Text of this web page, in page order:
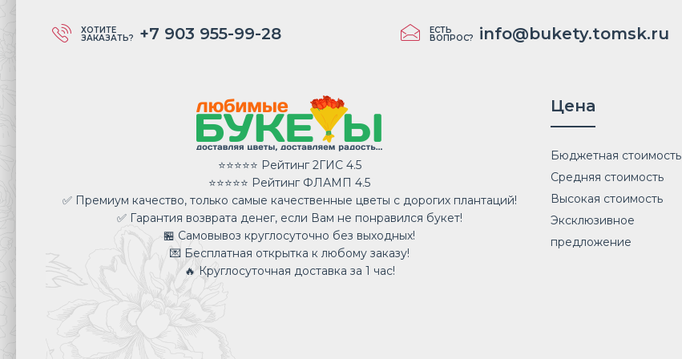
ХОТИТЕ
ЗАКАЗАТЬ? +7 903 955-99-28 ЕСТЬ
ВОПРОС? info@bukety.tomsk.ru
⭐⭐⭐⭐⭐ Рейтинг 2ГИС 4.5
⭐⭐⭐⭐⭐ Рейтинг ФЛАМП 4.5
✅ Премиум качество, только самые качественные цветы с дорогих плантаций!
✅ Гарантия возврата денег, если Вам не понравился букет!
🏪 Самовывоз круглосуточно без выходных!
💌 Бесплатная открытка к любому заказу!
🔥 Круглосуточная доставка за 1 час!
Цена
Бюджетная стоимость
Средняя стоимость
Высокая стоимость
Эксклюзивное
предложение